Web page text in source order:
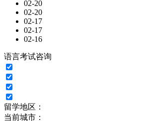
02-20
02-20
02-17
02-17
02-16
语言考试咨询
留学地区：
当前城市：